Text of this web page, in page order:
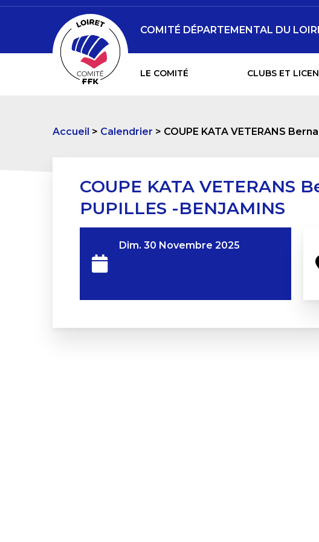
LE COMITÉ CLUBS ET
COMITÉ DÉPARTEMENTAL DU
Accueil Calendrier COUPE KATA VETERANS
COUPE KATA VETERANS
PUPILLES -BENJAMINS
Dim. 30 Novembre 2025